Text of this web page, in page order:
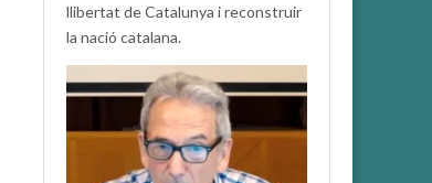
llibertat de Catalunya i reconstruir
la nació catalana.